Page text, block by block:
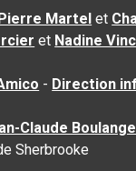
Martel et
et Nadine
- Direction
Claude
Sherbrooke